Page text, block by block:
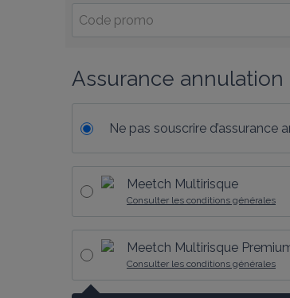
Assurance annulation
Ne pas souscrire d’assurance
Meetch Multirisque
Consulter les conditions générales
Meetch Multirisque
Consulter les conditions générales